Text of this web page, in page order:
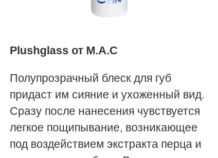
Plushglass от M.A.C
Полупрозрачный блеск для губ
придаст им сияние и ухоженный вид.
Сразу после нанесения чувствуется
легкое пощипывание, возникающее
под воздействием экстракта перца и